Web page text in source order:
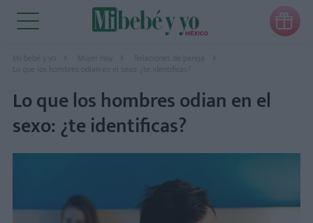

Mi bebé y yo Mujer Hoy
Lo que los hombres odian en el sexo: ¿te identificas?
Lo que los hombres odian en el
sexo: ¿te identificas?